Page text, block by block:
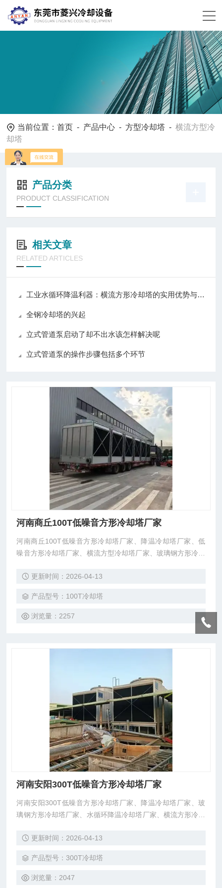
当前位置：首页 - 产品中心 -方型冷却塔 -横流方型冷
却塔
产品分类
PRODUCT CLASSIFICATION
相关文章
RELATED ARTICLES
工业水循环降温利器：横流方形冷却塔的实用优势与普及价值
全钢冷却塔的兴起
立式管道泵启动了却不出水该怎样解决呢
立式管道泵的操作步骤包括多个环节
河南商丘100T低噪音方形冷却塔厂家
河南商丘100T低噪音方形冷却塔厂家、降温冷却塔厂家、低
噪音方形冷却塔厂家、横流方型冷却塔厂家、玻璃钢方形冷却
方形冷却塔厂家、东莞市菱兴冷却设备有限公司生产，厂价直
更新时间：2026-04-13
产品型号：100T冷却塔
浏览量：2257
河南安阳300T低噪音方形冷却塔厂家
河南安阳300T低噪音方形冷却塔厂家、降温冷却塔厂家、玻
璃钢方形冷却塔厂家、水循环降温冷却塔厂家、横流方形冷却
买玻璃钢降温冷却塔选择合作厂家之一：东莞市菱兴冷却设备
组装调试，保修两年
更新时间：2026-04-13
产品型号：300T冷却塔
浏览量：2047